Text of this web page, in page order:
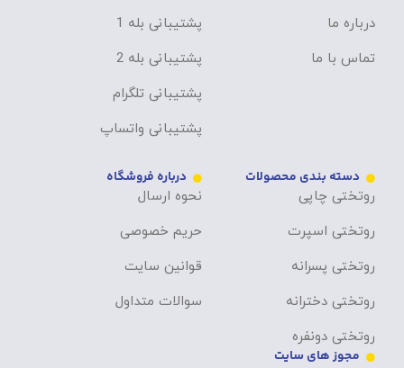
درباره ما
تماس با ما
پشتیبانی بله 1
پشتیبانی بله 2
پشتیبانی تلگرام
پشتیبانی واتساپ
دسته بندی محصولات
روتختی چاپی
روتختی اسپرت
روتختی پسرانه
روتختی دخترانه
روتختی دونفره
درباره فروشگاه
نحوه ارسال
حریم خصوصی
قوانین سایت
سوالات متداول
مجوز های سایت